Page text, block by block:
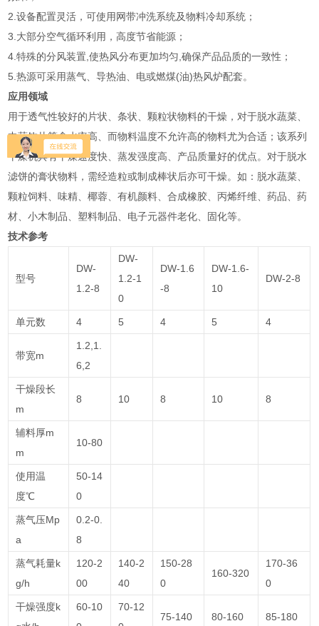
2.设备配置灵活，可使用网带冲洗系统及物料冷却系统；
3.大部分空气循环利用，高度节省能源；
4.特殊的分风装置,使热风分布更加均匀,确保产品品质的一致性；
5.热源可采用蒸气、导热油、电或燃煤(油)热风炉配套。
应用领域
用于透气性较好的片状、条状、颗粒状物料的干燥，对于脱水蔬菜、
中药饮片等含水率高、而物料温度不允许高的物料尤为合适；该系列
干燥机具有干燥速度快、蒸发强度高、产品质量好的优点。对于脱水
滤饼的膏状物料，需经造粒或制成棒状后亦可干燥。如：脱水蔬菜、
颗粒饲料、味精、椰蓉、有机颜料、合成橡胶、丙烯纤维、药品、药
材、小木制品、塑料制品、电子元器件老化、固化等。
技术参考
型号
DW-
1.2-8
DW-
1.2-1
0
DW-1.6
-8
DW-1.6-
10
DW-2-8
单元数 4 5 4 5 4
带宽m
1.2,1.
6,2
干燥段长
m
8 10 8 10 8
辅料厚m
m
10-80
使用温
度℃
50-14
0
蒸气压Mp
a
0.2-0.
8
蒸气耗量k
g/h
120-2
00
140-2
40
150-28
0
160-320
170-36
0
干燥强度k
60-10
70-12
75-140 80-160 85-180